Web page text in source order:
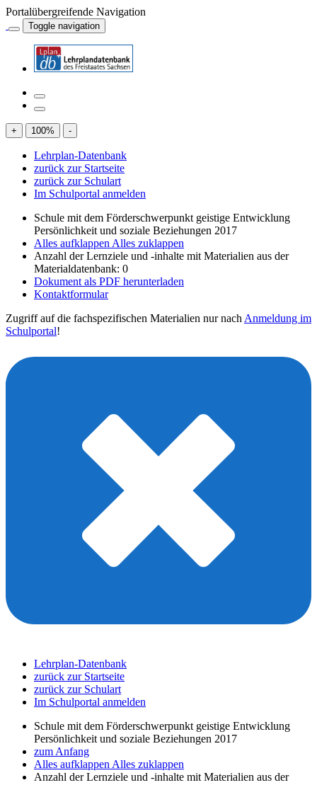
Portalübergreifende Navigation
Toggle navigation
+ 100% -
Lehrplan-Datenbank
zurück zur Startseite
zurück zur Schulart
Im Schulportal anmelden
Schule mit dem Förderschwerpunkt geistige Entwicklung
Persönlichkeit und soziale Beziehungen 2017
Alles aufklappen Alles zuklappen
Anzahl der Lernziele und -inhalte mit Materialien aus der
Materialdatenbank: 0
Dokument als PDF herunterladen
Kontaktformular
Zugriff auf die fachspezifischen Materialien nur nach Anmeldung im
Schulportal!
Lehrplan-Datenbank
zurück zur Startseite
zurück zur Schulart
Im Schulportal anmelden
Schule mit dem Förderschwerpunkt geistige Entwicklung
Persönlichkeit und soziale Beziehungen 2017
zum Anfang
Alles aufklappen Alles zuklappen
Anzahl der Lernziele und -inhalte mit Materialien aus der